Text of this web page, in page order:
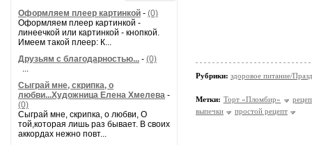
Оформляем плеер картинкой - (0)
Оформляем плеер картинкой -
линеечкой или картинкой - кнопкой.
Имеем такой плеер: К...
Друзьям с благодарностью... - (0)
...
Сыграй мне, скрипка, о
любви...Художница Елена Хмелева -
(0)
Сыграй мне, скрипка, о любви, О
той,которая лишь раз бывает. В своих
аккордах нежно повт...
Рубрики: здоровое питание/
Метки: Торт «Пломбир»
выпечки
простой рецепт